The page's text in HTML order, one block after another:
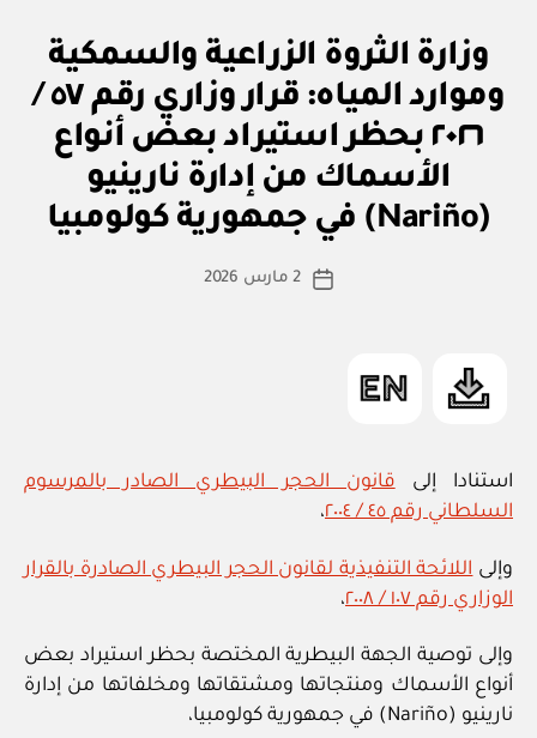
التصنيفات
وزارة الثروة الزراعية والسمكية
وموارد المياه: قرار وزاري رقم ٥٧ /
٢٠٢٦ بحظر استيراد بعض أنواع
الأسماك من إدارة نارينيو
(Nariño) في جمهورية كولومبيا
كاتب
بو
س
ة
تاريخ
2 مارس 2026
استنادا إلىقانون الحجر البيطري الصادر بالمرسوم
السلطاني رقم ٤٥ / ٢٠٠٤
،
وإلى اللائحة التنفيذية لقانون الحجر البيطري الصادرة بالقرار
الوزاري رقم ١٠٧ / ٢٠٠٨
،
وإلى توصية الجهة البيطرية المختصة بحظر استيراد بعض
أنواع الأسماك ومنتجاتها ومشتقاتها ومخلفاتها من إدارة
نارينيو (Nariño) في جمهورية كولومبيا،